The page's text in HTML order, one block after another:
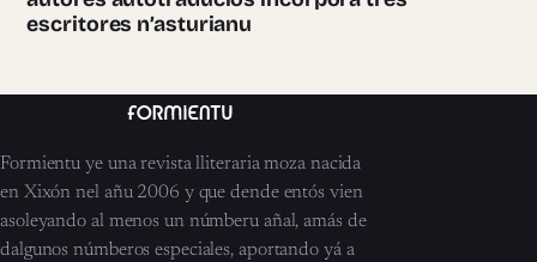
escritores n’asturianu
Formientu ye una revista lliteraria moza nacida
en Xixón nel añu 2006 y que dende entós vien
asoleyando al menos un númberu añal, amás de
dalgunos númberos especiales, aportando yá a